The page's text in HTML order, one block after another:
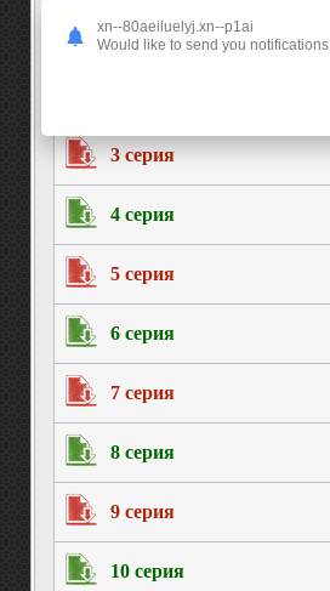
1 серия
3 серия
4 серия
5 серия
6 серия
7 серия
8 серия
9 серия
10 серия
xn--80aeiluelyj.xn--p1ai
Would like to send you notifications